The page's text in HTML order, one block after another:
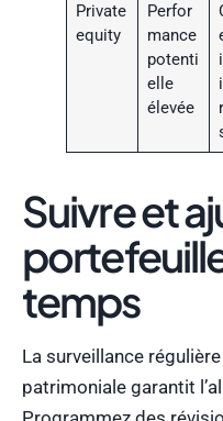
Private
equity
Perfor
mance
potenti
elle
élevée
Suivre et
temps
La surveillance
patrimoniale garantit